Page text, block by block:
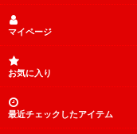
マイページ
お気に入り
最近チェックしたアイテム